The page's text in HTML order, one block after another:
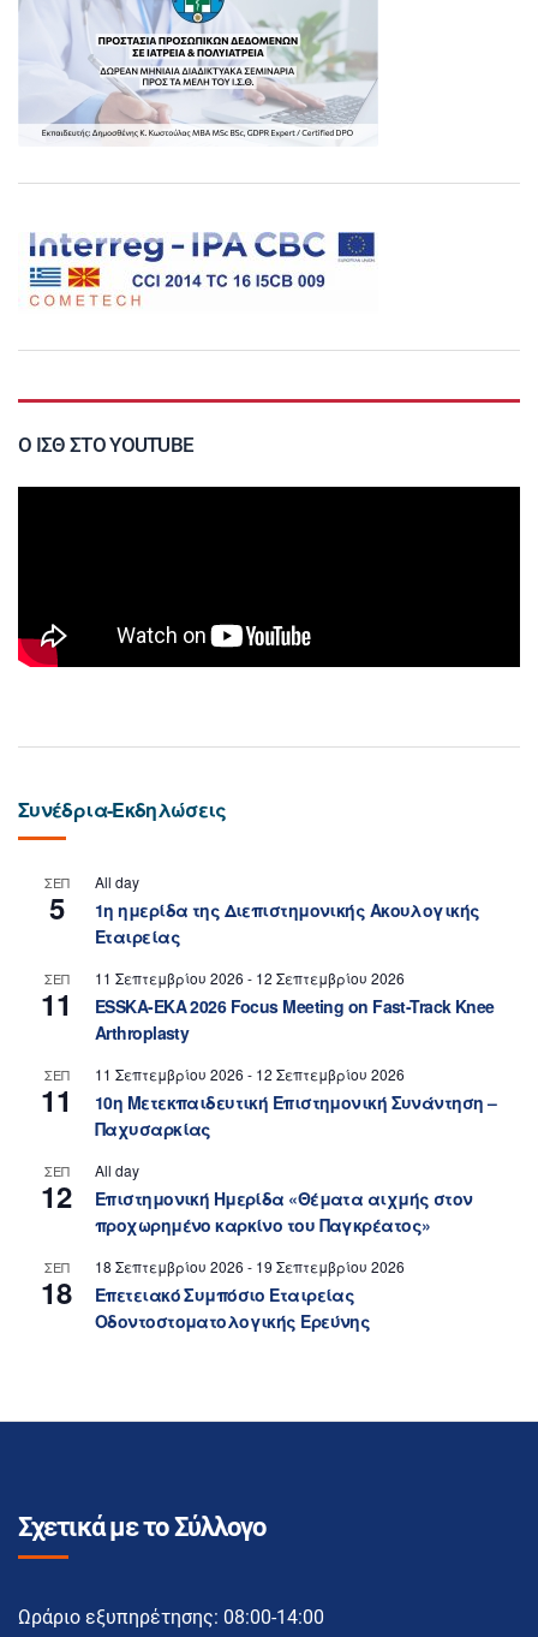
Ο ΙΣΘ ΣΤΟ YOUTUBE
Συνέδρια-Εκδηλώσεις
ΣΕΠ
5
All day
1η ημερίδα της Διεπιστημονικής Ακουλογικής
Εταιρείας
ΣΕΠ
11
11 Σεπτεμβρίου 2026 - 12 Σεπτεμβρίου 2026
ESSKA-EKA 2026 Focus Meeting on Fast-Track Knee
Arthroplasty
ΣΕΠ
11
11 Σεπτεμβρίου 2026 - 12 Σεπτεμβρίου 2026
10η Μετεκπαιδευτική Επιστημονική Συνάντηση –
Παχυσαρκίας
ΣΕΠ
12
All day
Επιστημονική Ημερίδα «Θέματα αιχμής στον
προχωρημένο καρκίνο του Παγκρέατος»
ΣΕΠ
18
18 Σεπτεμβρίου 2026 - 19 Σεπτεμβρίου 2026
Επετειακό Συμπόσιο Εταιρείας
Οδοντοστοματολογικής Ερεύνης
Σχετικά με το Σύλλογο
Ωράριο εξυπηρέτησης: 08:00-14:00